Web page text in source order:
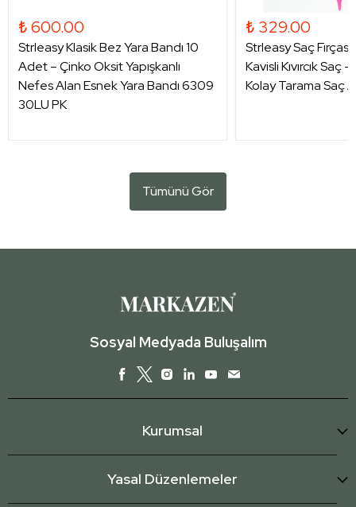
₺ 600.00
Strleasy Klasik Bez Yara Bandı 10
Adet – Çinko Oksit Yapışkanlı
Nefes Alan Esnek Yara Bandı 6309
30LU PK
₺ 329.00
Strleasy Saç Fırçası
Kavisli Kıvırcık Saç
Kolay Tarama Saç
Tümünü Gör
Sosyal Medyada Buluşalım
Kurumsal
Yasal Düzenlemeler